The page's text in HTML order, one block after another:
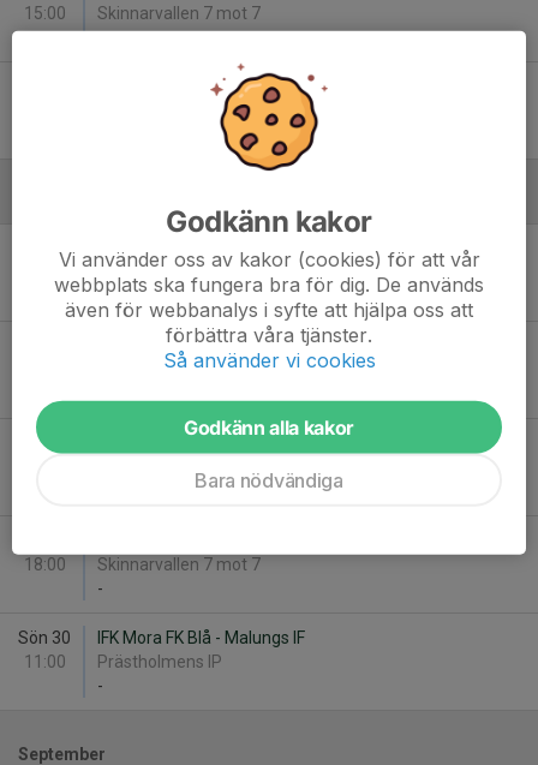
15:00
Skinnarvallen 7 mot 7
-
Malungs IF - Älvdalens IF FK
Skinnarvallen 7 mot 7
Sön 9
11:00
Malungs IF - IFK Mora FK Blå
Skinnarvallen 7 mot 7
-
Malungs IF - Leksands IF Fotboll Gul
Skinnarvallen 7 mot 7
Sön 23
18:00
Skinnarvallen 7 mot 7
-
Sön 30
11:00
IFK Mora FK Blå - Malungs IF
Prästholmens IP
-
September
Godkänn kakor
Vi använder oss av kakor (cookies) för att vår
webbplats ska fungera bra för dig. De används
även för webbanalys i syfte att hjälpa oss att
förbättra våra tjänster.
Så använder vi cookies
Godkänn alla kakor
Bara nödvändiga